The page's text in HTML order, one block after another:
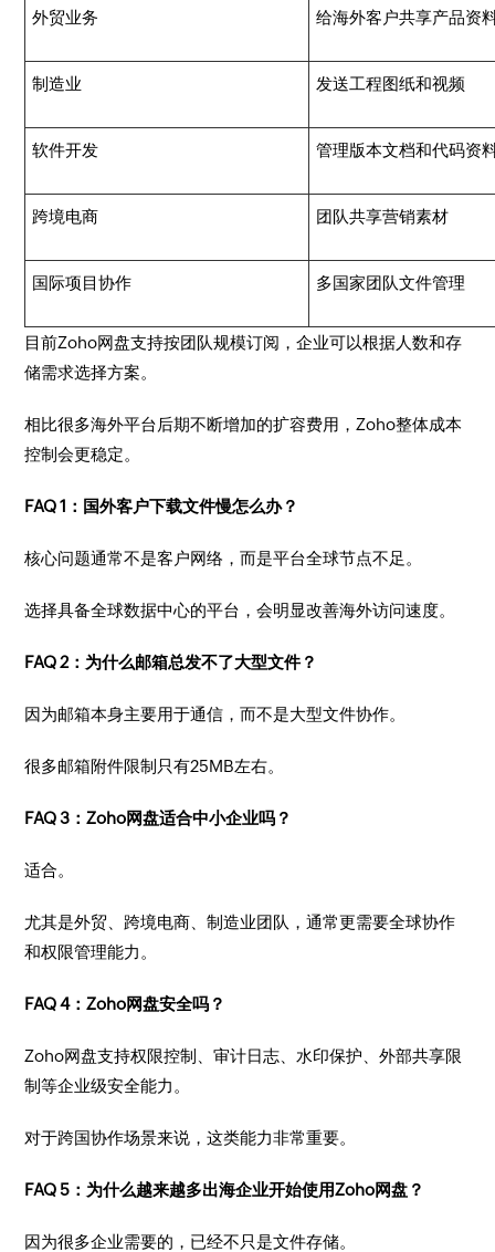
外贸业务 给海外客户共享产品资
制造业 发送工程图纸和视频
软件开发 管理版本文档和代码资
跨境电商 团队共享营销素材
国际项目协作 多国家团队文件管理
目前Zoho网盘支持按团队规模订阅，企业可以根据人数和存
储需求选择方案。
相比很多海外平台后期不断增加的扩容费用，Zoho整体成本
控制会更稳定。
FAQ 1：国外客户下载文件慢怎么办？
核心问题通常不是客户网络，而是平台全球节点不足。
选择具备全球数据中心的平台，会明显改善海外访问速度。
FAQ 2：为什么邮箱总发不了大型文件？
因为邮箱本身主要用于通信，而不是大型文件协作。
很多邮箱附件限制只有25MB左右。
FAQ 3：Zoho网盘适合中小企业吗？
适合。
尤其是外贸、跨境电商、制造业团队，通常更需要全球协作
和权限管理能力。
FAQ 4：Zoho网盘安全吗？
Zoho网盘支持权限控制、审计日志、水印保护、外部共享限
制等企业级安全能力。
对于跨国协作场景来说，这类能力非常重要。
FAQ 5：为什么越来越多出海企业开始使用Zoho网盘？
因为很多企业需要的，已经不只是文件存储。